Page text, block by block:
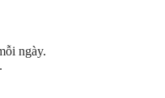
ngày.